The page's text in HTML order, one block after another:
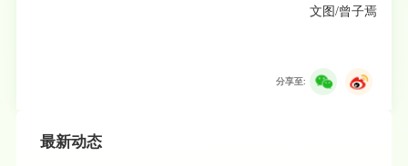
文图/曾子焉
分享至:
最新动态